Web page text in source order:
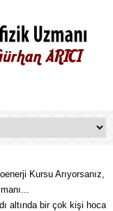
Kursu Arıyorsanız,
altında bir çok kişi hoca